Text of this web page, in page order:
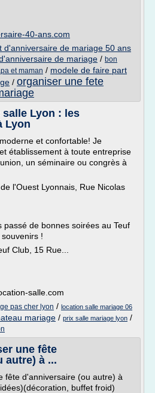
40-ans.com
d'anniversaire de mariage 50 ans
de mariage / bon
et maman / modele de faire part
/ organiser une fete
Lyon : les
Lyon
et confortable! Je
établissement à toute entreprise
un séminaire ou congrès à
l'Ouest Lyonnais, Rue Nicolas
passé de bonnes soirées au Teuf
!
Club, 15 Rue...
salle.com
pas cher lyon / location salle mariage 06
mariage / prix salle mariage lyon /
une fête
autre) à ...
fête d'anniversaire (ou autre) à
buffet froid)